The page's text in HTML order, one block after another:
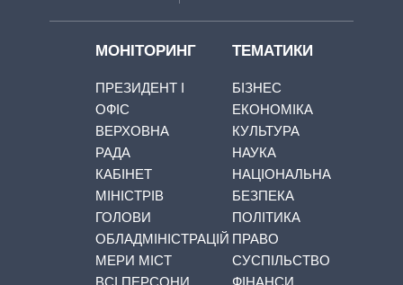
МОНІТОРИНГ
ПРЕЗИДЕНТ І
ОФІС
ВЕРХОВНА
РАДА
КАБІНЕТ
МІНІСТРІВ
ГОЛОВИ
ОБЛАДМІНІСТРАЦІЙ
МЕРИ МІСТ
ТЕМАТИКИ
БІЗНЕС
ЕКОНОМІКА
КУЛЬТУРА
НАУКА
НАЦІОНАЛЬНА
БЕЗПЕКА
ПОЛІТИКА
ПРАВО
СУСПІЛЬСТВО